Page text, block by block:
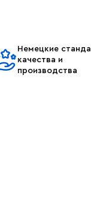
Немецкие
качества и
производства